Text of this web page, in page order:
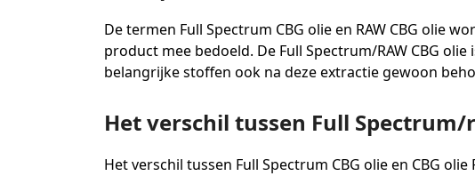
De termen Full Spectrum CBG olie en RAW CBG olie
product mee bedoeld. De Full Spectrum/RAW CBG
belangrijke stoffen ook na deze extractie gewoon
Het verschil tussen Full
Het verschil tussen Full Spectrum CBG olie en CBG